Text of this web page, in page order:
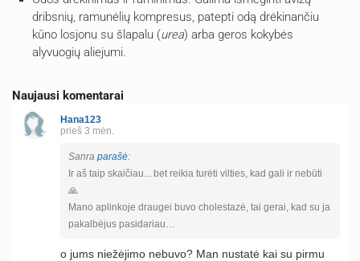
dribsnių, ramunėlių kompresus, patepti odą drėkinančiu
kūno losjonu su šlapalu (urea) arba geros kokybės
alyvuogių aliejumi.
Naujausi komentarai
Hana123
prieš 3 mėn.
Sanra parašė:
Ir aš taip skaičiau... bet reikia turėti vilties, kad gali ir nebūti
🙏
Mano aplinkoje draugei buvo cholestazė, tai gerai, kad su ja
pakalbėjus pasidariau…
o jums niežėjimo nebuvo? Man nustatė kai su pirmu